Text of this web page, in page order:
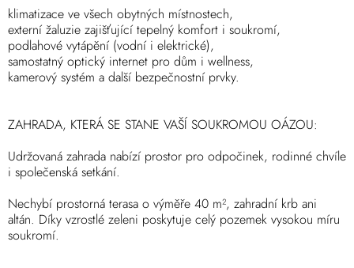
klimatizace ve všech obytných místnostech,
externí žaluzie zajišťující tepelný komfort i soukromí,
podlahové vytápění (vodní i elektrické),
samostatný optický internet pro dům i wellness,
kamerový systém a další bezpečnostní prvky.
ZAHRADA, KTERÁ SE STANE VAŠÍ SOUKROMOU OÁZOU:
Udržovaná zahrada nabízí prostor pro odpočinek, rodinné chvíle
i společenská setkání.
Nechybí prostorná terasa o výměře 40 m², zahradní krb ani
altán. Díky vzrostlé zeleni poskytuje celý pozemek vysokou míru
soukromí.